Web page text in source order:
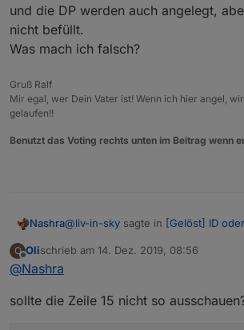
und die DP werden auch angelegt,
nicht befüllt.
Was mach ich falsch?
Gruß Ralf
Mir egal, wer Dein Vater ist! Wenn ich hier angel,
gelaufen!!
Benutzt das Voting rechts unten im Beitrag wenn
Nashra@liv-in-sky sagte in [Gelöst] ID
Moin @liv-in-sky
, habe an den
Stellen die Pfade (ping.0.ioBroker)
O
Offline
Olischrieb am 14. Dez. 2019, 08:56
zuletzt editiert von
@Nashra
sollte die Zeile 15 nicht so